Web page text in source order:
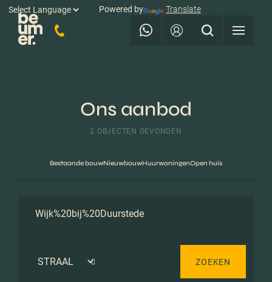
Powered by Translate
Ons aanbod
2 OBJECTEN GEVONDEN
Bestaande bouwNieuwbouwHuurwoningenOpen huis
ZOEKEN